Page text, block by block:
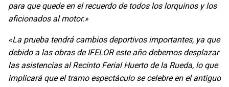
para que quede en el recuerdo de todos los lorquinos y los
aficionados al motor.»
«La prueba tendrá cambios deportivos importantes, ya que
debido a las obras de IFELOR este año debemos desplazar
las asistencias al Recinto Ferial Huerto de la Rueda, lo que
implicará que el tramo espectáculo se celebre en el antiguo